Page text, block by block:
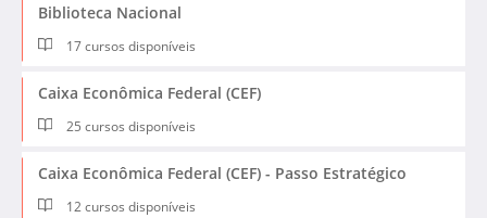
Biblioteca Nacional
17 cursos disponíveis
Caixa Econômica Federal (CEF)
25 cursos disponíveis
Caixa Econômica Federal (CEF) - Passo Estratégico
12 cursos disponíveis